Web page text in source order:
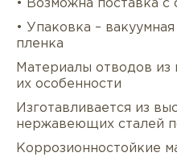
• Возможна поставка с
• Упаковка –
пленка
Материалы отводов
их особенности
Изготавливается из
нержавеющих сталей
Коррозионностойкие